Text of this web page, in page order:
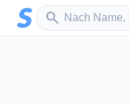
Zum Hauptinhalt springen
search
Sender suchen